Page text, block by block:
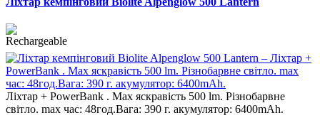
Ліхтар + PowerBank . Max яскравість 500 lm. Різнобарвне
світло. max час: 48год.Вага: 390 г. акумулятор: 6400mAh.